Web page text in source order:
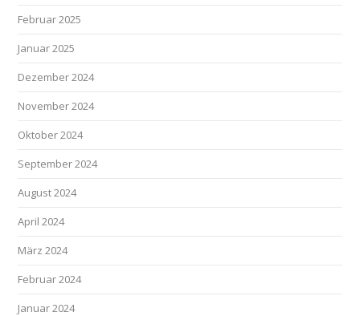
Februar 2025
Januar 2025
Dezember 2024
November 2024
Oktober 2024
September 2024
August 2024
April 2024
März 2024
Februar 2024
Januar 2024